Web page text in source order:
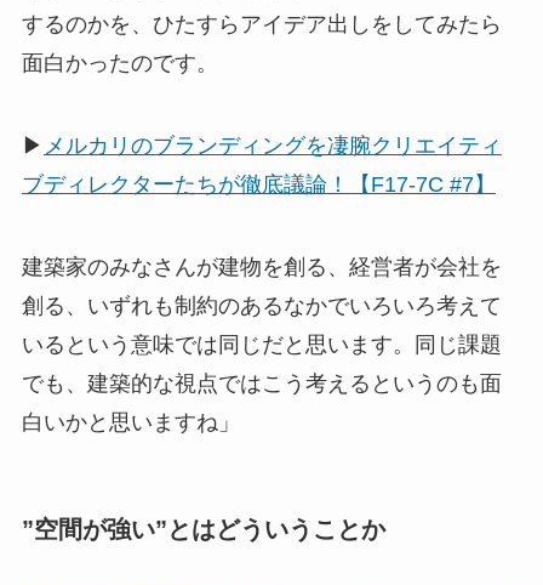
するのかを、ひたすらアイデア出しをしてみたら
面白かったのです。
▶ メルカリのブランディングを凄腕クリエイティ
ブディレクターたちが徹底議論！【F17-7C #7】
建築家のみなさんが建物を創る、経営者が会社を
創る、いずれも制約のあるなかでいろいろ考えて
いるという意味では同じだと思います。同じ課題
でも、建築的な視点ではこう考えるというのも面
白いかと思いますね」
”空間が強い”とはどういうことか